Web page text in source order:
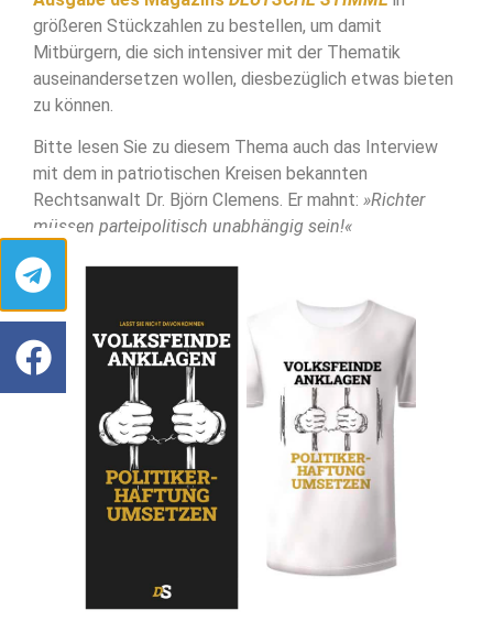
größeren Stückzahlen zu bestellen, um damit
Mitbürgern, die sich intensiver mit der Thematik
auseinandersetzen wollen, diesbezüglich etwas bieten
zu können.
Bitte lesen Sie zu diesem Thema auch das Interview
mit dem in patriotischen Kreisen bekannten
Rechtsanwalt Dr. Björn Clemens. Er mahnt: »Richter
müssen parteipolitisch unabhängig sein!«